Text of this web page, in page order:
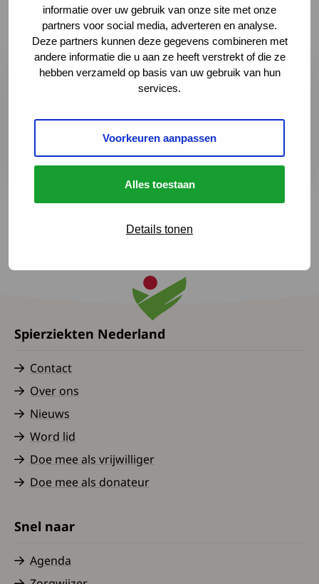
informatie over uw gebruik van onze site met onze
partners voor social media, adverteren en analyse.
Deze partners kunnen deze gegevens combineren met
andere informatie die u aan ze heeft verstrekt of die ze
hebben verzameld op basis van uw gebruik van hun
services.
Voorkeuren aanpassen
Alles toestaan
Details tonen
Dit product is gratis te downloaden
Terug naar het overzicht
Spierziekten Nederland
Contact
Over ons
Nieuws
Word lid
Doe mee als vrijwilliger
Doe mee als donateur
Snel naar
Agenda